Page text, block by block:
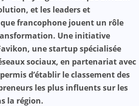
et les leaders et
francophone jouent un rôle
Une initiative
une startup spécialisée
sociaux, en partenariat avec
permis d’établir le classement des
les plus influents sur les
la région.